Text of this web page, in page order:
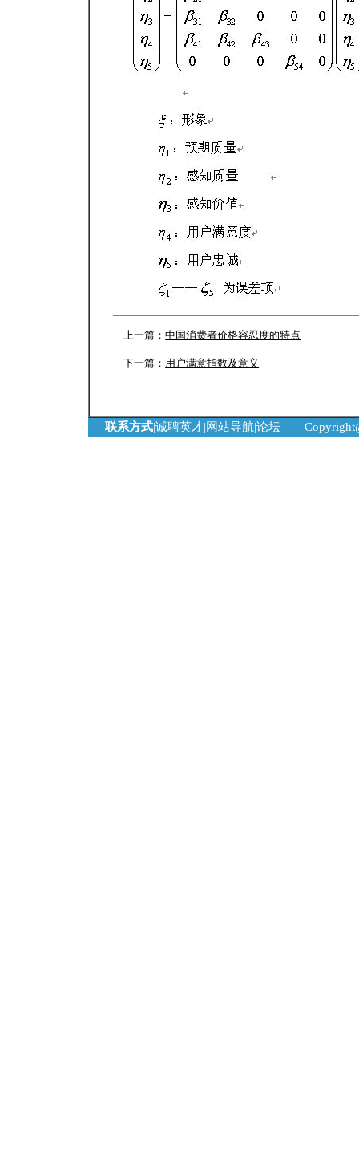
上一篇：中国消费者价格容忍度的特点
下一篇： 用户满意指数及意义
联系方式|诚聘英才|网站导航|论坛